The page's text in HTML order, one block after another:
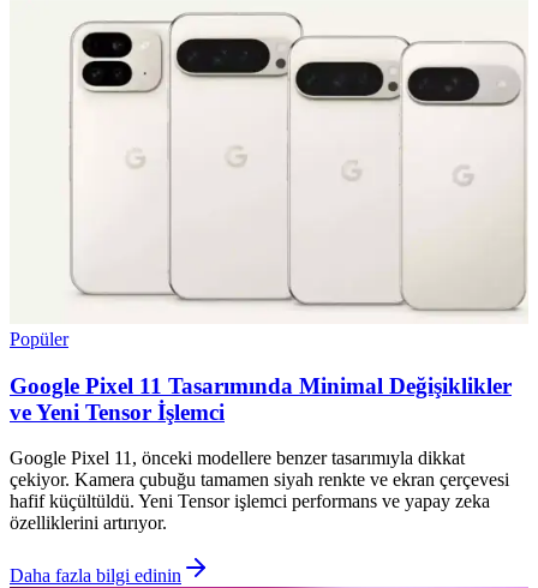
Popüler
Google Pixel 11 Tasarımında Minimal Değişiklikler
ve Yeni Tensor İşlemci
Google Pixel 11, önceki modellere benzer tasarımıyla dikkat
çekiyor. Kamera çubuğu tamamen siyah renkte ve ekran çerçevesi
hafif küçültüldü. Yeni Tensor işlemci performans ve yapay zeka
özelliklerini artırıyor.
Daha fazla bilgi edinin